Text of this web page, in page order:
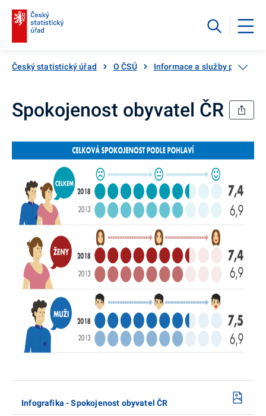
Český statistický úřad O ČSÚ Informace a služby pro
Spokojenost obyvatel ČR
Infografika - Spokojenost obyvatel ČR